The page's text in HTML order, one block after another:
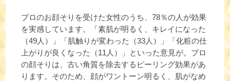
プロのお顔そりを受けた女性のうち、78％の人が効果
を実感しています。「素肌が明るく、キレイになった
（49人）」「肌触りが変わった（33人）」「化粧の仕
上がりが良くなった（11人）」といった意見が。プロ
の顔そりは、古い角質を除去するピーリング効果があ
ります。そのため、顔がワントーン明るく、肌がなめ